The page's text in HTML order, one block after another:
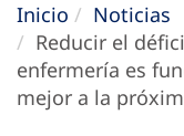
Inicio
Noticias
Reducir el
enfermería es
mejor a la